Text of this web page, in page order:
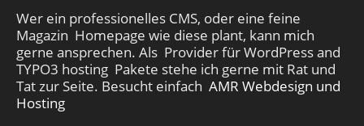
Wer ein professionelles CMS, oder eine feine
Magazin Homepage wie diese plant, kann mich
gerne ansprechen. Als Provider für WordPress and
TYPO3 hosting Pakete stehe ich gerne mit Rat und
Tat zur Seite. Besucht einfach AMR Webdesign und
Hosting